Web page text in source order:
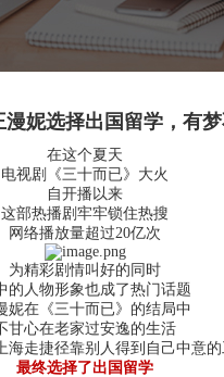
漫妮选择出国留学，有梦
在这个夏天
电视剧《三十而已》大火
自开播以来
这部热播剧牢牢锁住热搜
网络播放量超过20亿次
为精彩剧情叫好的同时
的人物形象也成了热门话题
妮在《三十而已》的结局中
甘心在老家过安逸的生活
海走捷径靠别人得到自己中意
最终选择了出国留学